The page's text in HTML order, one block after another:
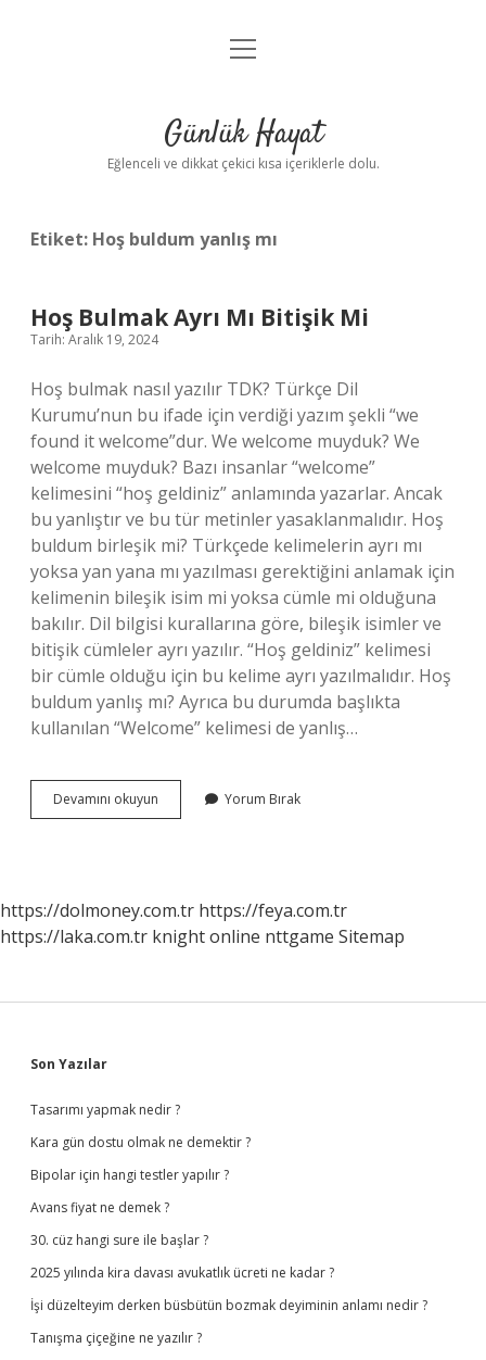
Anasayfa
Yasal Uyarı
menüyü
Günlük Hayat
Eğlenceli ve dikkat çekici kısa içeriklerle dolu.
Etiket: Hoş buldum yanlış mı
Hoş Bulmak Ayrı Mı Bitişik Mi
Tarih: Aralık 19, 2024
Hoş bulmak nasıl yazılır TDK? Türkçe Dil
Kurumu’nun bu ifade için verdiği yazım şekli “we
found it welcome”dur. We welcome muyduk? We
welcome muyduk? Bazı insanlar “welcome”
kelimesini “hoş geldiniz” anlamında yazarlar. Ancak
bu yanlıştır ve bu tür metinler yasaklanmalıdır. Hoş
buldum birleşik mi? Türkçede kelimelerin ayrı mı
yoksa yan yana mı yazılması gerektiğini anlamak için
kelimenin bileşik isim mi yoksa cümle mi olduğuna
bakılır. Dil bilgisi kurallarına göre, bileşik isimler ve
bitişik cümleler ayrı yazılır. “Hoş geldiniz” kelimesi
bir cümle olduğu için bu kelime ayrı yazılmalıdır. Hoş
buldum yanlış mı? Ayrıca bu durumda başlıkta
kullanılan “Welcome” kelimesi de yanlış…
Devamını okuyun
Bulmak
Yorum Bırak
https://dolmoney.com.tr https://feya.com.tr
https://laka.com.tr knight online nttgame Sitemap
Sidebar
Son Yazılar
Tasarımı yapmak nedir ?
Kara gün dostu olmak ne demektir ?
Bipolar için hangi testler yapılır ?
Avans fiyat ne demek ?
30. cüz hangi sure ile başlar ?
2025 yılında kira davası avukatlık ücreti ne kadar ?
İşi düzelteyim derken büsbütün bozmak deyiminin anlamı nedir ?
Tanışma çiçeğine ne yazılır ?